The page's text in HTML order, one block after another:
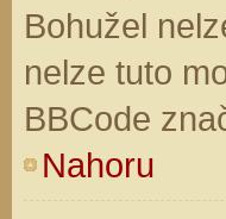
Bohužel
nelze tuto
BBCode
Nahoru